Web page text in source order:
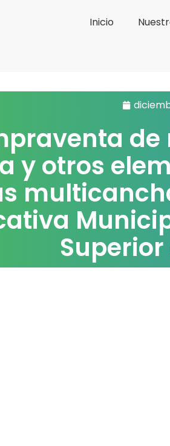
Inicio
y otros
Superior